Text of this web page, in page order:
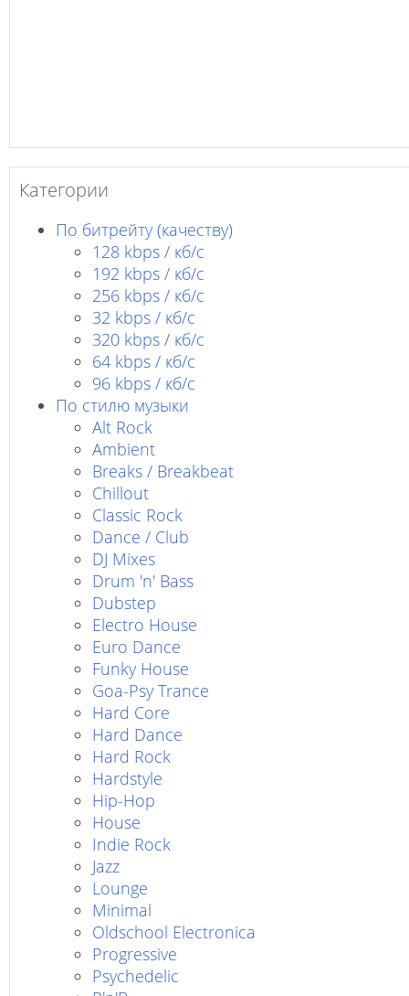
Категории
По битрейту (качеству)
128 kbps / кб/c
192 kbps / кб/c
256 kbps / кб/с
32 kbps / кб/c
320 kbps / кб/с
64 kbps / кб/c
96 kbps / кб/c
По стилю музыки
Alt Rock
Ambient
Breaks / Breakbeat
Chillout
Classic Rock
Dance / Club
DJ Mixes
Drum 'n' Bass
Dubstep
Electro House
Euro Dance
Funky House
Goa-Psy Trance
Hard Core
Hard Dance
Hard Rock
Hardstyle
Hip-Hop
House
Indie Rock
Jazz
Lounge
Minimal
Oldschool Electronica
Progressive
Psychedelic